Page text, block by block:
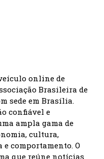
online de
Brasileira de
sede em Brasília.
confiável e
ampla gama de
cultura,
comportamento. O
que reúne notícias